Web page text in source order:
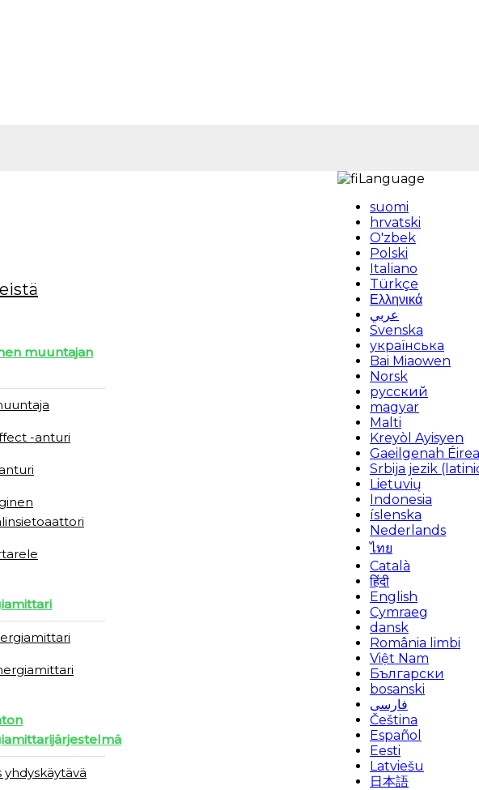
Language
suomi
hrvatski
O'zbek
Polski
Italiano
Türkçe
Ελληνικά
عربي
Svenska
українська
Bai Miaowen
Norsk
русский
magyar
Malti
Kreyòl Ayisyen
Gaeilgenah
Srbija jezik
Lietuvių
Indonesia
íslenska
Nederlands
ไทย
Català
हिंदी
English
Cymraeg
dansk
România limbi
Việt Nam
Български
bosanski
فارسی
Čeština
Español
Eesti
Latviešu
日本語
muuntajan
-anturi
yhdyskäytävä